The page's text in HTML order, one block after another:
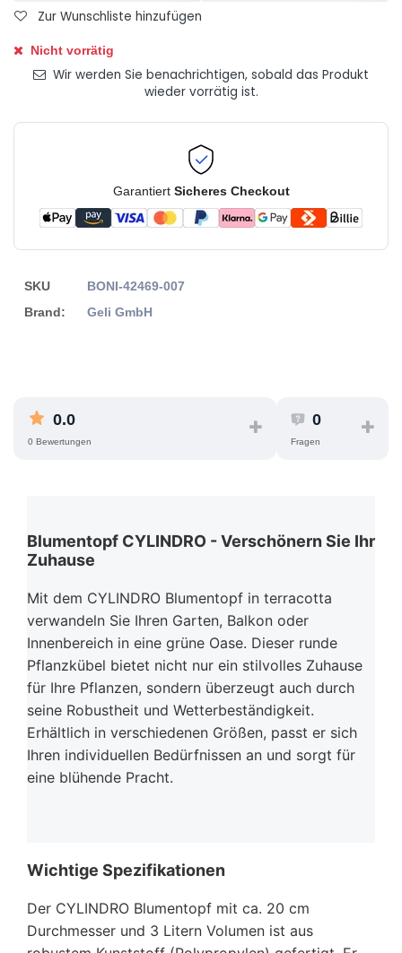
Zur Wunschliste hinzufügen
Nicht vorrätig
Wir werden Sie benachrichtigen, sobald das Produkt
wieder vorrätig ist.
Garantiert Sicheres Checkout
SKU
BONI-42469-007
Brand:
Geli GmbH
0.0
0 Bewertungen
0
Fragen
Blumentopf CYLINDRO - Verschönern Sie Ihr
Zuhause
Mit dem CYLINDRO Blumentopf in terracotta
verwandeln Sie Ihren Garten, Balkon oder
Innenbereich in eine grüne Oase. Dieser runde
Pflanzkübel bietet nicht nur ein stilvolles Zuhause
für Ihre Pflanzen, sondern überzeugt auch durch
seine Robustheit und Wetterbeständigkeit.
Erhältlich in verschiedenen Größen, passt er sich
Ihren individuellen Bedürfnissen an und sorgt für
eine blühende Pracht.
Wichtige Spezifikationen
Der CYLINDRO Blumentopf mit ca. 20 cm
Durchmesser und 3 Litern Volumen ist aus